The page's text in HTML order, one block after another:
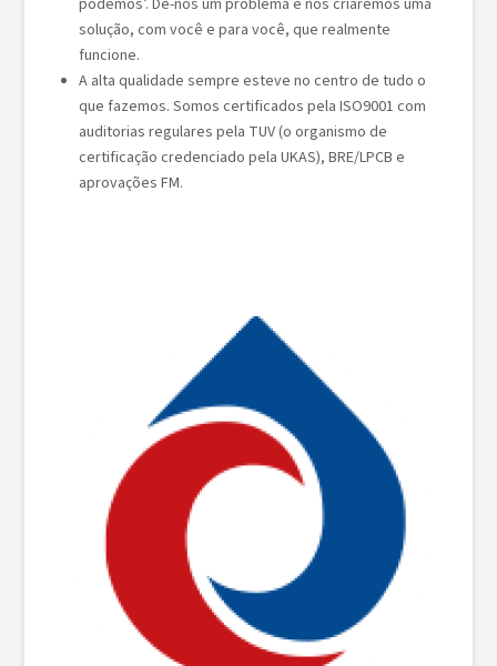
podemos’. Dê-nos um problema e nós criaremos uma
solução, com você e para você, que realmente
funcione.
A alta qualidade sempre esteve no centro de tudo o
que fazemos. Somos certificados pela ISO9001 com
auditorias regulares pela TUV (o organismo de
certificação credenciado pela UKAS), BRE/LPCB e
aprovações FM.